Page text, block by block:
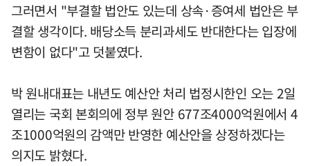
그러면서 "부결할 법안도 있는데 상속·증여세 법안은 부
결할 생각이다. 배당소득 분리과세도 반대한다는 입장에
변함이 없다"고 덧붙였다.
박 원내대표는 내년도 예산안 처리 법정시한인 오는 2일
열리는 국회 본회의에 정부 원안 677조4000억원에서 4
조1000억원의 감액만 반영한 예산안을 상정하겠다는
의지도 밝혔다.